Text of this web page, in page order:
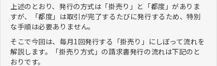
上述のとおり、発行の方式は「掛売り」と「都度」がありま
すが、「都度」は取引が完了するたびに発行するため、特別
な手順は必要ありません。
そこで今回は、毎月1回発行する「掛売り」にしぼって流れを
解説します。「掛売り方式」の請求書発行の流れは下記のと
おりです。